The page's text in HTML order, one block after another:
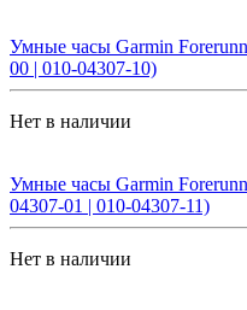
Умные часы Garmin
00 | 010-04307-10)
Нет в наличии
Умные часы Garmin
04307-01 | 010-04307-11)
Нет в наличии